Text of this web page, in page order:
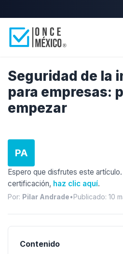
Seguridad de la
para empresas:
empezar
PA
Espero que disfrutes este
certificación, haz clic aquí.
Por: Pilar Andrade•Publicado: 10
Contenido